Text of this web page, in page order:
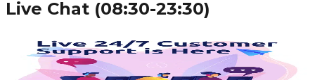
Live Chat (08:30-23:30)